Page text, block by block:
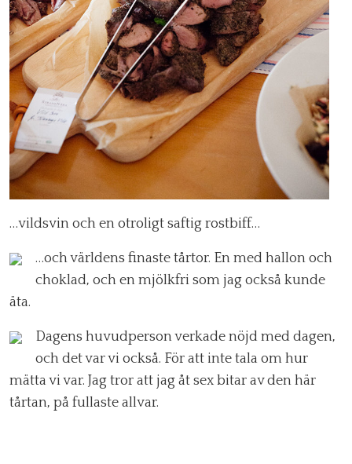
…vildsvin och en otroligt saftig rostbiff…
…och världens finaste tårtor. En med hallon och
choklad, och en mjölkfri som jag också kunde
äta.
Dagens huvudperson verkade nöjd med dagen,
och det var vi också. För att inte tala om hur
mätta vi var. Jag tror att jag åt sex bitar av den här
tårtan, på fullaste allvar.